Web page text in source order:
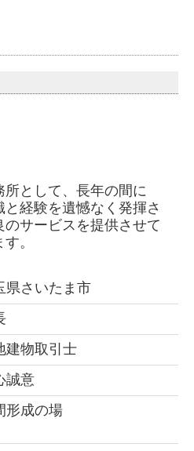
として、長年の間に
経験を遺憾なく発揮さ
サービスを提供させて
。
県さいたま市
建物取引士
誠意
形成の場